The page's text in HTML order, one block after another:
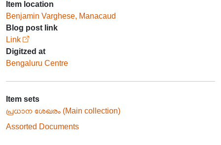
Item location
Benjamin Varghese, Manacaud
Blog post link
Link
Digitzed at
Bengaluru Centre
Item sets
പ്രധാന ശേഖരം (Main collection)
Assorted Documents